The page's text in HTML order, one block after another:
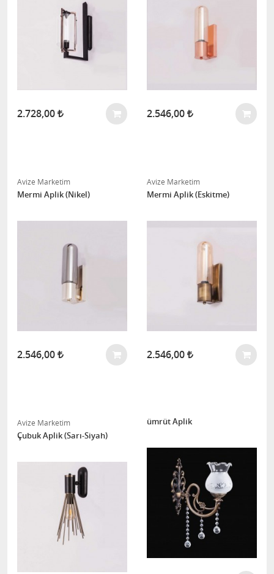
2.728,00 2.546,00
Avize Marketim
Mermi Aplik (Nikel)
2.546,00
Avize Marketim
Mermi Aplik (Eskitme)
2.546,00
Avize Marketim
Çubuk Aplik (Sarı-Siyah)
ümrüt Aplik